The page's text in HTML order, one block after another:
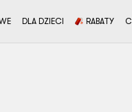
DLA DZIECI RABATY